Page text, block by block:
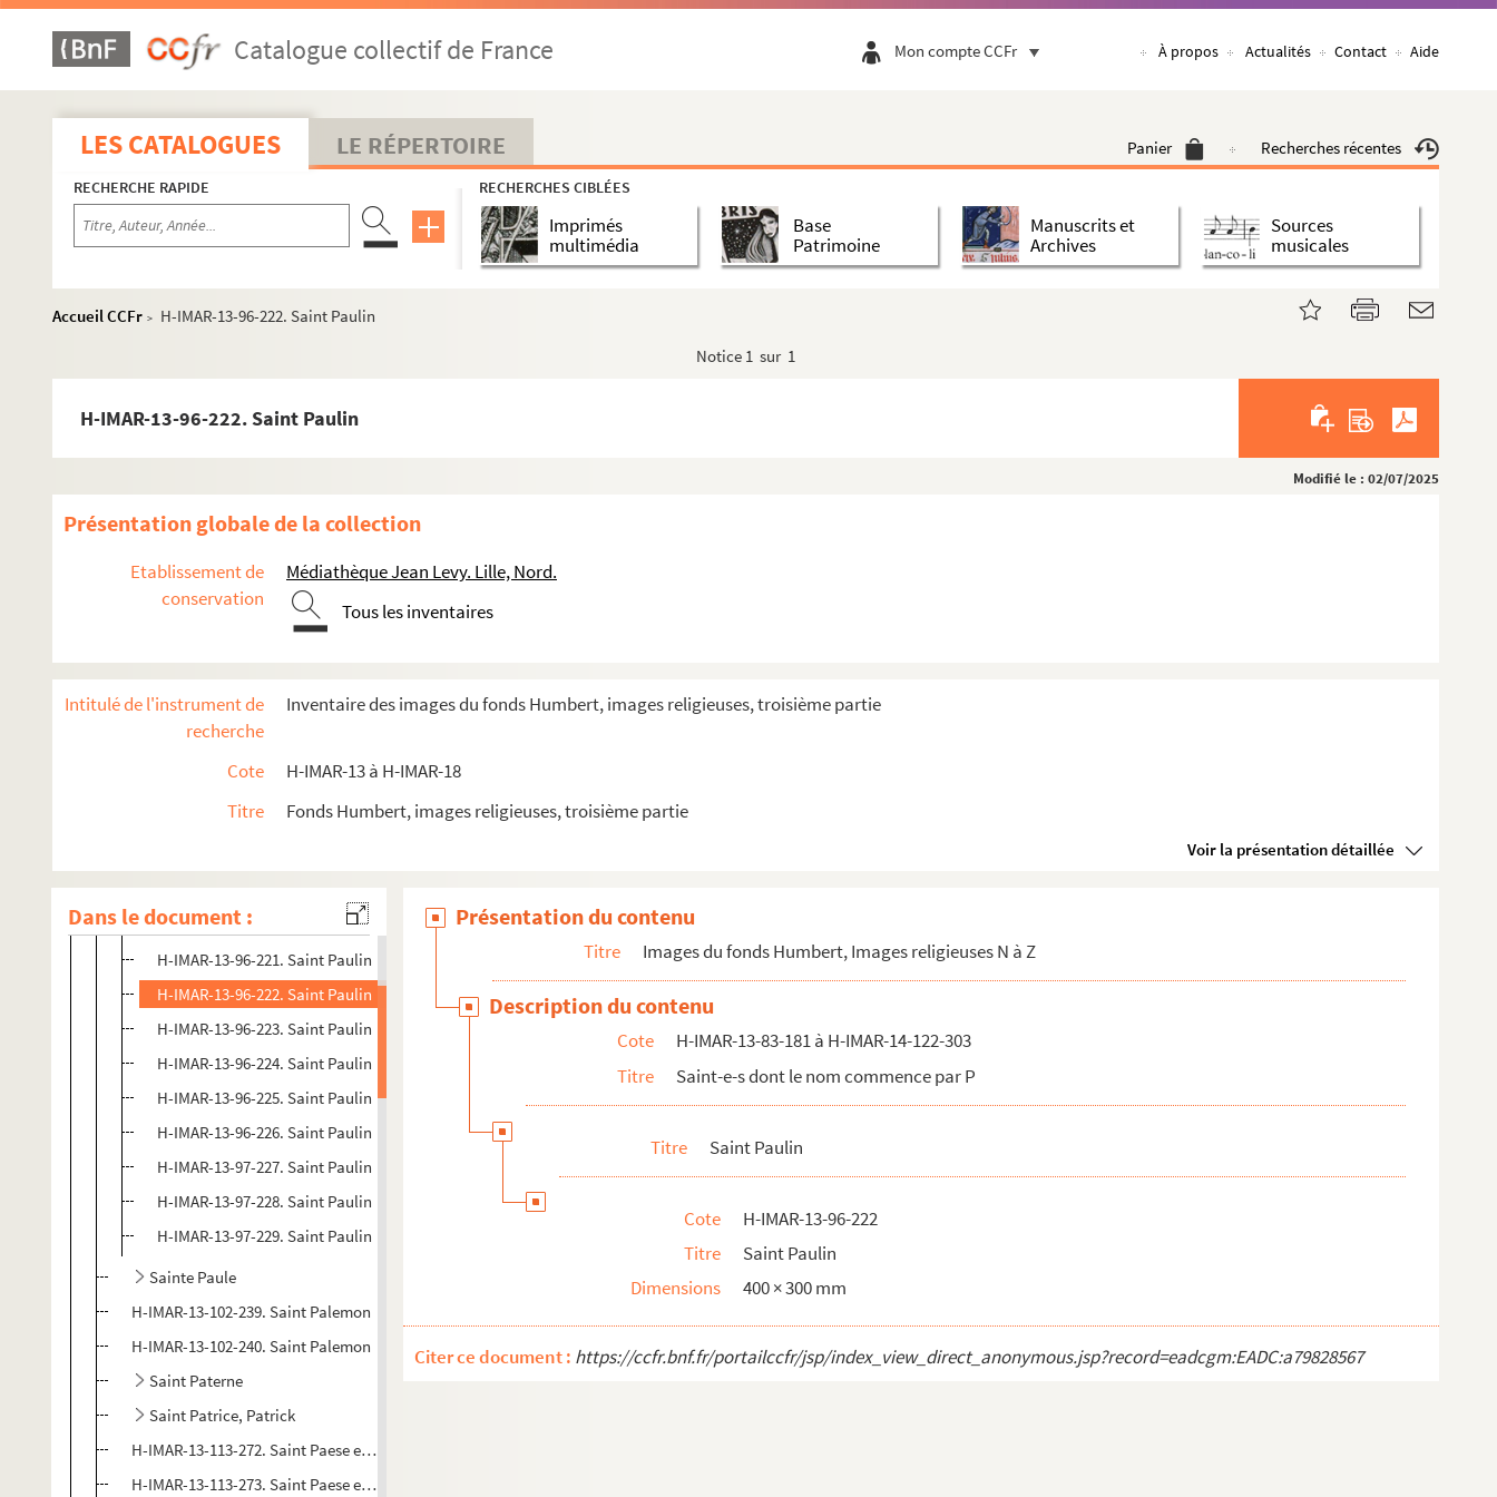
Catalogue collectif de France Mon compte CCFr À propos Actualités Contact Aide
LES CATALOGUES LE RÉPERTOIRE Panier Recherches récentes
RECHERCHE RAPIDE RECHERCHES CIBLÉES
Imprimés
multimédia
Base
Patrimoine
Manuscrits et
Archives
Sources
musicales
Accueil CCFr >
H-IMAR-13-96-222. Saint Paulin
Notice 1 sur 1
H-IMAR-13-96-222. Saint Paulin
Modifié le : 02/07/2025
Présentation globale de la collection
Etablissement de
conservation
Médiathèque Jean Levy. Lille, Nord.
Tous les inventaires
Intitulé de l'instrument de
recherche
Inventaire des images du fonds Humbert, images religieuses, troisième partie
Cote
H-IMAR-13 à H-IMAR-18
Titre
Fonds Humbert, images religieuses, troisième partie
Voir la présentation détaillée
Dans le document :
Images du fonds Humbert, Images religieuses N à Z
H-IMAR-13-1-1 à H-IMAR-13-48-112. Saint-e-s dont le nom commence par N
H-IMAR-13-49-113 à H-IMAR-13-82-180. Saint-e-s dont le nom commence par O
H-IMAR-13-83-181 à H-IMAR-14-122-303. Saint-e-s dont le nom commence par P
H-IMAR-13-88-193. Les saints : Paul Miki, Jean de Cotto et Jacques Kisai, martyrs japonais de la compagnie de Jésus
Saint Paul premier Ermite, Saint Paul le Simple
Saint Paulin
H-IMAR-13-95-220. Saint Paulin, évêque de Nole
H-IMAR-13-96-221. Saint Paulin
H-IMAR-13-96-222. Saint Paulin
H-IMAR-13-96-223. Saint Paulin
H-IMAR-13-96-224. Saint Paulin
H-IMAR-13-96-225. Saint Paulin
H-IMAR-13-96-226. Saint Paulin
H-IMAR-13-97-227. Saint Paulin
H-IMAR-13-97-228. Saint Paulin
H-IMAR-13-97-229. Saint Paulin
Sainte Paule
H-IMAR-13-102-239. Saint Palemon
H-IMAR-13-102-240. Saint Palemon
Saint Paterne
Saint Patrice, Patrick
H-IMAR-13-113-272. Saint Paese et saint Isaïe
H-IMAR-13-113-273. Saint Paese et saint Isaïe
Présentation du contenu
Titre Images du fonds Humbert, Images religieuses N à Z
Description du contenu
Cote
H-IMAR-13-83-181 à H-IMAR-14-122-303
Titre
Saint-e-s dont le nom commence par P
Titre Saint Paulin
Cote
H-IMAR-13-96-222
Titre
Saint Paulin
Dimensions
400 × 300 mm
Citer ce document : https://ccfr.bnf.fr/portailccfr/jsp/index_view_direct_anonymous.jsp?record=eadcgm:EADC:a79828567